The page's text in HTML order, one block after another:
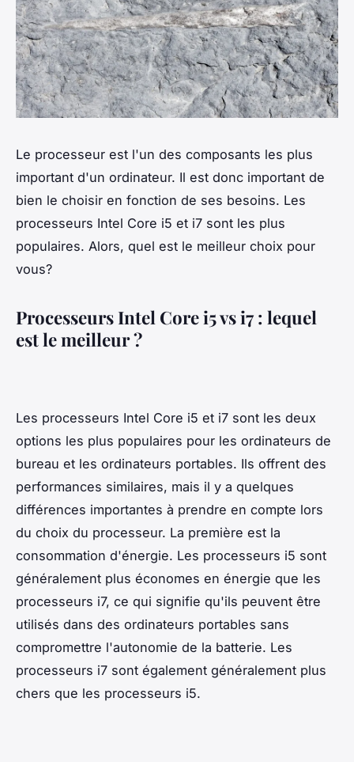
Le processeur est l'un des composants les plus
important d'un ordinateur. Il est donc important de
bien le choisir en fonction de ses besoins. Les
processeurs Intel Core i5 et i7 sont les plus
populaires. Alors, quel est le meilleur choix pour
vous?
Processeurs Intel Core i5 vs i7 : lequel
est le meilleur ?
Les processeurs Intel Core i5 et i7 sont les deux
options les plus populaires pour les ordinateurs de
bureau et les ordinateurs portables. Ils offrent des
performances similaires, mais il y a quelques
différences importantes à prendre en compte lors
du choix du processeur. La première est la
consommation d'énergie. Les processeurs i5 sont
généralement plus économes en énergie que les
processeurs i7, ce qui signifie qu'ils peuvent être
utilisés dans des ordinateurs portables sans
compromettre l'autonomie de la batterie. Les
processeurs i7 sont également généralement plus
chers que les processeurs i5.